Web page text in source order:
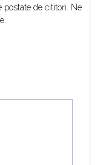
de cititori. Ne